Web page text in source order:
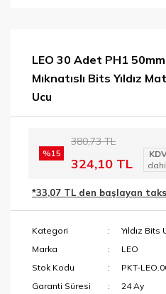
LEO 30 Adet PH1
Mıknatıslı Bits Yıldız
Ucu
%15
380,73 TL
324,10 TL
*33,07 TL den başlayan
Kategori
Yıldız Bits
Marka
LEO
Stok Kodu
PKT-
Garanti Süresi
24 Ay